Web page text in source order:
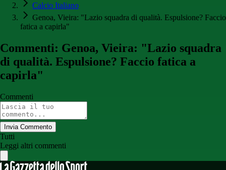
Calcio Italiano
Genoa, Vieira: "Lazio squadra di qualità. Espulsione? Faccio
fatica a capirla"
Commenti: Genoa, Vieira: "Lazio squadra
di qualità. Espulsione? Faccio fatica a
capirla"
Commenti
Invia Commento
Tutti
Leggi altri commenti